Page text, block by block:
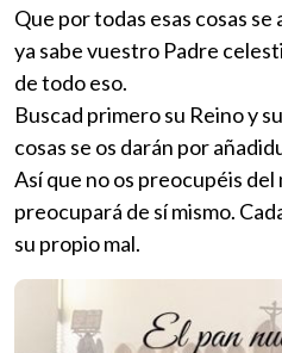
Que por todas esas cosas
ya sabe vuestro Padre
de todo eso.
Buscad primero su Reino y
cosas se os darán por
Así que no os preocupéis del
preocupará de sí mismo.
su propio mal.